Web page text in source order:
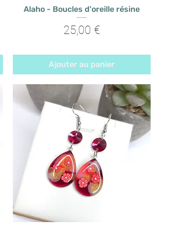
Alaho - Boucles d'oreille résine
Prix
25,00 €
Ajouter au panier